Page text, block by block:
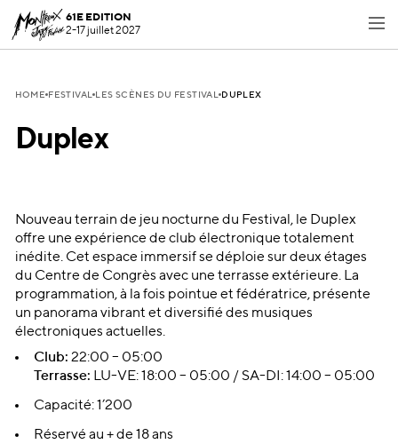
61E EDITION
2-17 juillet 2027
HOME FESTIVAL LES SCÈNES DU FESTIVAL DUPLEX
Duplex
Nouveau terrain de jeu nocturne du Festival, le Duplex
offre une expérience de club électronique totalement
inédite. Cet espace immersif se déploie sur deux étages
du Centre de Congrès avec une terrasse extérieure. La
programmation, à la fois pointue et fédératrice, présente
un panorama vibrant et diversifié des musiques
électroniques actuelles.
Club: 22:00 – 05:00
Terrasse: LU-VE: 18:00 – 05:00 / SA-DI: 14:00 – 05:00
Capacité: 1’200
Réservé au + de 18 ans